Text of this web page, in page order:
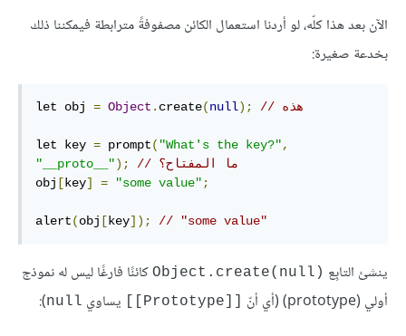
الآن بعد هذا كلّه، لو أردنا استعمال الكائن مصفوفةً مترابطة فيمكننا ذلك
بخدعة صغيرة:
let obj = Object . create(null); // هذه
let key = prompt( "What's the key?",
"__proto__");
// ما المفتاح؟
obj [key] = "some value" ;
alert(obj [key]); // "some value"
ينشئ التابِع Object.create(null)‎ كائنًا فارغًا ليس له نموذج
أولي (prototype) (أي أنّ
يساوي null
):